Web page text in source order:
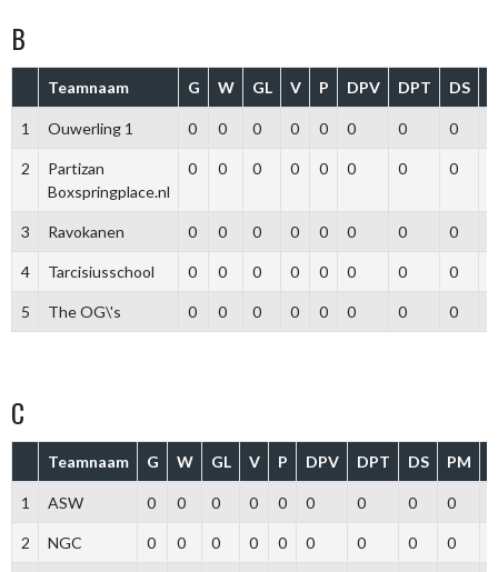
B
Teamnaam G W GL V P DPV DPT DS
1 Ouwerling 1 0 0 0 0 0 0 0 0
2
Partizan
Boxspringplace.nl
0 0 0 0 0 0 0 0
3 Ravokanen 0 0 0 0 0 0 0 0
4 Tarcisiusschool 0 0 0 0 0 0 0 0
5 The OG\'s 0 0 0 0 0 0 0 0
C
Teamnaam G W GL V P DPV DPT DS PM
1 ASW 0 0 0 0 0 0 0 0 0
2 NGC 0 0 0 0 0 0 0 0 0